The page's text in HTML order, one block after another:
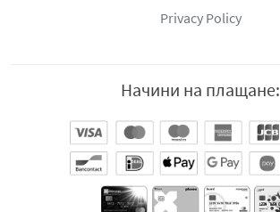
Privacy Policy
Начини на плащане: